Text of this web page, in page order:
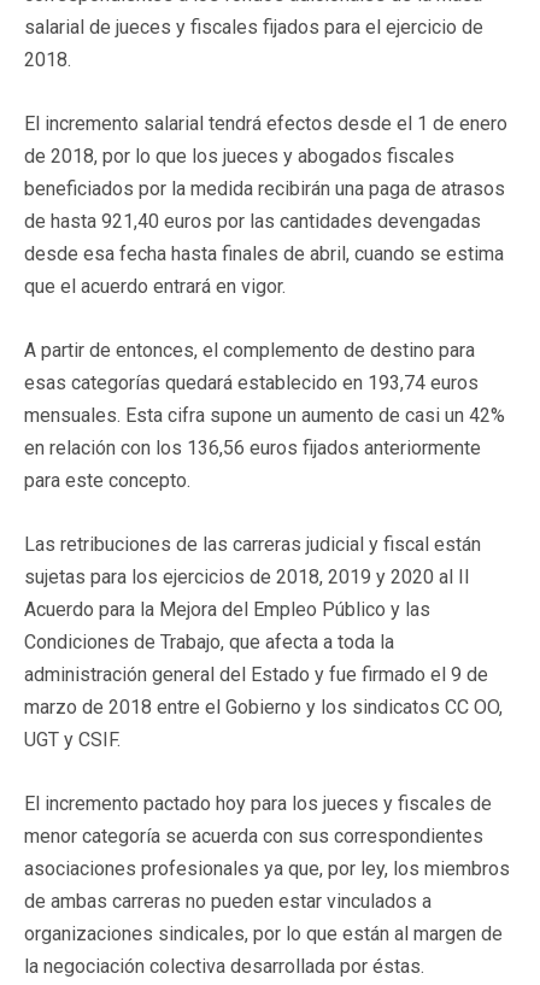
salarial de jueces y fiscales fijados para el ejercicio de
2018.
El incremento salarial tendrá efectos desde el 1 de enero
de 2018, por lo que los jueces y abogados fiscales
beneficiados por la medida recibirán una paga de atrasos
de hasta 921,40 euros por las cantidades devengadas
desde esa fecha hasta finales de abril, cuando se estima
que el acuerdo entrará en vigor.
A partir de entonces, el complemento de destino para
esas categorías quedará establecido en 193,74 euros
mensuales. Esta cifra supone un aumento de casi un 42%
en relación con los 136,56 euros fijados anteriormente
para este concepto.
Las retribuciones de las carreras judicial y fiscal están
sujetas para los ejercicios de 2018, 2019 y 2020 al II
Acuerdo para la Mejora del Empleo Público y las
Condiciones de Trabajo, que afecta a toda la
administración general del Estado y fue firmado el 9 de
marzo de 2018 entre el Gobierno y los sindicatos CC OO,
UGT y CSIF.
El incremento pactado hoy para los jueces y fiscales de
menor categoría se acuerda con sus correspondientes
asociaciones profesionales ya que, por ley, los miembros
de ambas carreras no pueden estar vinculados a
organizaciones sindicales, por lo que están al margen de
la negociación colectiva desarrollada por éstas.